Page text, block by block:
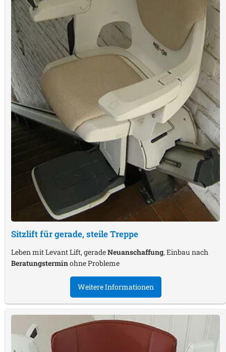
Sitzlift für gerade, steile Treppe
Leben mit Levant Lift, geradeNeuanschaffung, Einbau nach
Beratungsterminohne Probleme
Weitere Informationen